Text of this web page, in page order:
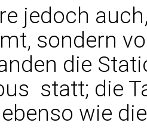
jedoch auch,
sondern
die
 statt;
wie